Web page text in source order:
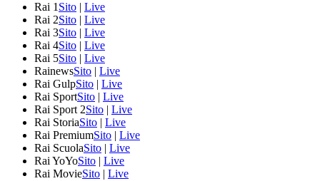
Rai 1 Sito | Live
Rai 2Sito | Live
Rai 3Sito | Live
Rai 4Sito | Live
Rai 5Sito | Live
RainewsSito | Live
Rai GulpSito | Live
Rai SportSito | Live
Rai Sport 2Sito | Live
Rai StoriaSito | Live
Rai PremiumSito | Live
Rai ScuolaSito | Live
Rai YoYoSito | Live
Rai MovieSito | Live